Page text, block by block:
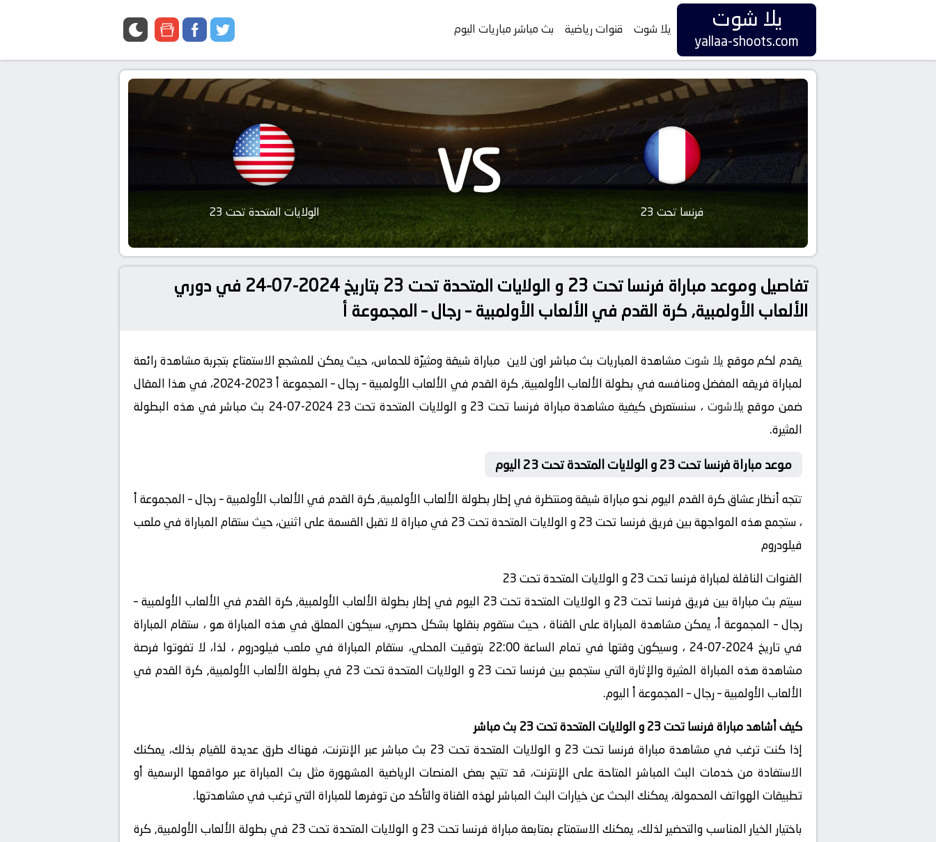
يلا شوت
yallaa-shoots.com
يلا شوت قنوات رياضية بث مباشر مباريات اليوم twitter
facebook
google
فرنسا تحت 23 VS الولايات المتحدة تحت 23
تفاصيل وموعد مباراة فرنسا تحت 23 و الولايات المتحدة تحت 23 بتاريخ 2024-07-24 في دوري
الألعاب الأولمبية, كرة القدم في الألعاب الأولمبية – رجال – المجموعة أ
يقدم لكم موقع يلا شوت مشاهدة المباريات بث مباشر اون لاين مباراة شيقة ومثيرًة للحماس، حيث يمكن للمشجع الاستمتاع بتجربة مشاهدة رائعة
لمباراة فريقه المفضل ومنافسه في بطولة الألعاب الأولمبية, كرة القدم في الألعاب الأولمبية – رجال – المجموعة أ 2023-2024، في هذا المقال
ضمن موقع يلاشوت
، سنستعرض كيفية مشاهدة مباراة فرنسا تحت 23 و الولايات المتحدة تحت 23 2024-07-24 بث مباشر في هذه البطولة
المثيرة.
موعد مباراة فرنسا تحت 23 و الولايات المتحدة تحت 23 اليوم
تتجه أنظار عشاق كرة القدم اليوم نحو مباراة شيقة ومنتظرة في إطار بطولة الألعاب الأولمبية, كرة القدم في الألعاب الأولمبية – رجال – المجموعة أ
، ستجمع هذه المواجهة بين فريق فرنسا تحت 23 و الولايات المتحدة تحت 23 في مباراة لا تقبل القسمة على اثنين، حيث ستقام المباراة في ملعب
فيلودروم
القنوات الناقلة لمباراة فرنسا تحت 23 و الولايات المتحدة تحت 23
سيتم بث مباراة بين فريق فرنسا تحت 23 و الولايات المتحدة تحت 23 اليوم في إطار بطولة الألعاب الأولمبية, كرة القدم في الألعاب الأولمبية –
رجال – المجموعة أ، يمكن مشاهدة المباراة على القناة ، حيث ستقوم بنقلها بشكل حصري، سيكون المعلق في هذه المباراة هو ، ستقام المباراة
في تاريخ 2024-07-24 ، وسيكون وقتها في تمام الساعة 22:00 بتوقيت المحلي، ستقام المباراة في ملعب فيلودروم ، لذا، لا تفوتوا فرصة
مشاهدة هذه المباراة المثيرة والإثارة التي ستجمع بين فرنسا تحت 23 و الولايات المتحدة تحت 23 في بطولة الألعاب الأولمبية, كرة القدم في
الألعاب الأولمبية – رجال – المجموعة أ اليوم.
كيف أشاهد مباراة فرنسا تحت 23 و الولايات المتحدة تحت 23 بث مباشر
إذا كنت ترغب في مشاهدة مباراة فرنسا تحت 23 و الولايات المتحدة تحت 23 بث مباشر عبر الإنترنت، فهناك طرق عديدة للقيام بذلك، يمكنك
الاستفادة من خدمات البث المباشر المتاحة على الإنترنت، قد تتيح بعض المنصات الرياضية المشهورة مثل بث المباراة عبر مواقعها الرسمية أو
تطبيقات الهواتف المحمولة، يمكنك البحث عن خيارات البث المباشر لهذه القناة والتأكد من توفرها للمباراة التي ترغب في مشاهدتها.
باختيار الخيار المناسب والتحضير لذلك، يمكنك الاستمتاع بمتابعة مباراة فرنسا تحت 23 و الولايات المتحدة تحت 23 في بطولة الألعاب الأولمبية, كرة